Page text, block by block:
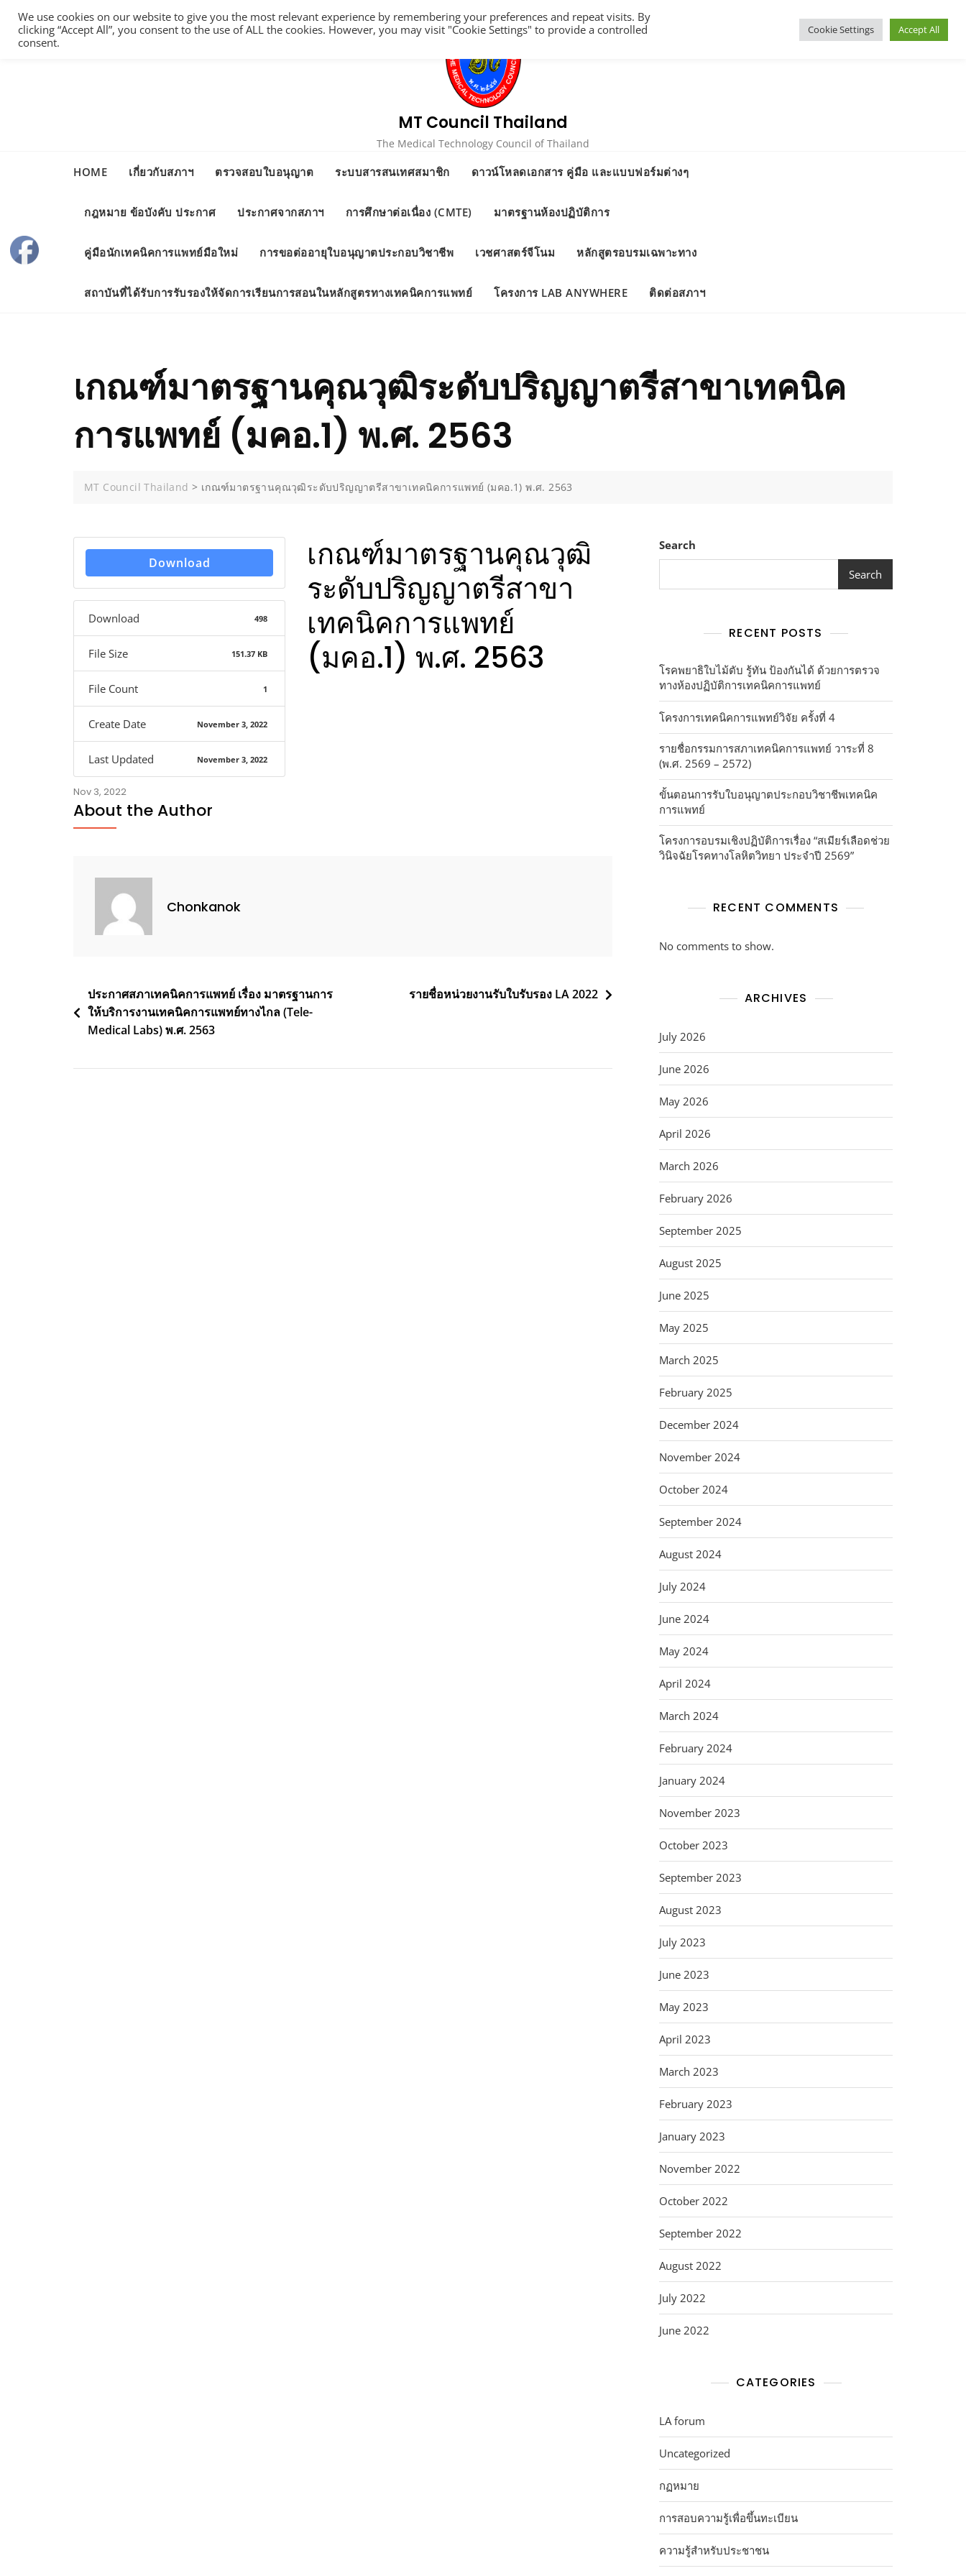
content
MT Council Thailand
The Medical Technology Council of Thailand
HOME เกี่ยวกับสภาฯ ตรวจสอบใบอนุญาต ระบบสารสนเทศสมาชิก ดาวน์โหลดเอกสาร คู่มือ และแบบฟอร์มต่างๆ
กฎหมาย ข้อบังคับ ประกาศ ประกาศจากสภาฯ การศึกษาต่อเนื่อง (CMTE) มาตรฐานห้องปฏิบัติการ
คู่มือนักเทคนิคการแพทย์มือใหม่ การขอต่ออายุใบอนุญาตประกอบวิชาชีพ เวชศาสตร์จีโนม หลักสูตรอบรมเฉพาะทาง
สถาบันที่ได้รับการรับรองให้จัดการเรียนการสอนในหลักสูตรทางเทคนิคการแพทย์ โครงการ LAB ANYWHERE ติดต่อสภาฯ
เกณฑ์มาตรฐานคุณวุฒิระดับปริญญาตรีสาขาเทคนิค
การแพทย์ (มคอ.1) พ.ศ. 2563
MT Council Thailand > เกณฑ์มาตรฐานคุณวุฒิระดับปริญญาตรีสาขาเทคนิคการแพทย์ (มคอ.1) พ.ศ. 2563
Download
Download 498
File Size 151.37 KB
File Count 1
Create Date November 3, 2022
Last Updated November 3, 2022
เกณฑ์มาตรฐานคุณวุฒิ
ระดับปริญญาตรีสาขา
เทคนิคการแพทย์
(มคอ.1) พ.ศ. 2563
Nov 3, 2022
About the Author
Chonkanok
Post
navigation
ประกาศสภาเทคนิคการแพทย์ เรื่อง มาตรฐานการ
ให้บริการงานเทคนิคการแพทย์ทางไกล (Tele-
Medical Labs) พ.ศ. 2563
รายชื่อหน่วยงานรับใบรับรอง LA 2022
Search
Search
RECENT POSTS
โรคพยาธิใบไม้ตับ รู้ทัน ป้องกันได้ ด้วยการตรวจ
ทางห้องปฏิบัติการเทคนิคการแพทย์
โครงการเทคนิคการแพทย์วิจัย ครั้งที่ 4
รายชื่อกรรมการสภาเทคนิคการแพทย์ วาระที่ 8
(พ.ศ. 2569 – 2572)
ขั้นตอนการรับใบอนุญาตประกอบวิชาชีพเทคนิค
การแพทย์
โครงการอบรมเชิงปฏิบัติการเรื่อง “สเมียร์เลือดช่วย
วินิจฉัยโรคทางโลหิตวิทยา ประจำปี 2569”
RECENT COMMENTS
No comments to show.
ARCHIVES
July 2026
June 2026
May 2026
April 2026
March 2026
February 2026
September 2025
August 2025
June 2025
May 2025
March 2025
February 2025
December 2024
November 2024
October 2024
September 2024
August 2024
July 2024
June 2024
May 2024
April 2024
March 2024
February 2024
January 2024
November 2023
October 2023
September 2023
August 2023
July 2023
June 2023
May 2023
April 2023
March 2023
February 2023
January 2023
November 2022
October 2022
September 2022
August 2022
July 2022
June 2022
CATEGORIES
LA forum
Uncategorized
กฏหมาย
การสอบความรู้เพื่อขึ้นทะเบียน
ความรู้สำหรับประชาชน
We use cookies on our website to give you the most relevant experience by remembering your preferences and repeat visits. By
clicking “Accept All”, you consent to the use of ALL the cookies. However, you may visit "Cookie Settings" to provide a controlled
consent.
Cookie Settings Accept All